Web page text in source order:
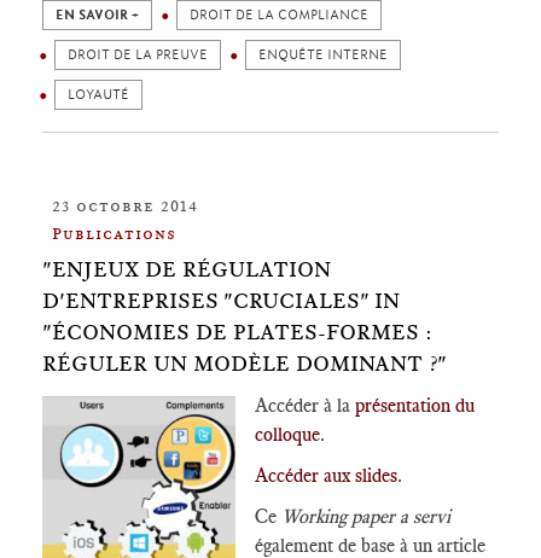
EN SAVOIR + DROIT DE LA COMPLIANCE
DROIT DE LA PREUVE ENQUÊTE INTERNE
LOYAUTÉ
23 octobre 2014
Publications
"ENJEUX DE RÉGULATION
D'ENTREPRISES "CRUCIALES" IN
"ÉCONOMIES DE PLATES-FORMES :
RÉGULER UN MODÈLE DOMINANT ?"
Accéder à la présentation du
colloque.
Accéder aux slides.
Ce Working paper a servi
également de base à un article